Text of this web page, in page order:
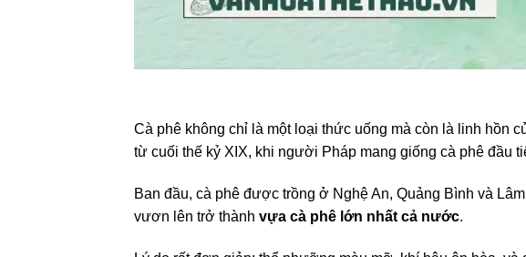
Cà phê không chỉ là một loại thức uống mà còn là linh hồn
từ cuối thế kỷ XIX, khi người Pháp mang giống cà phê đầu
Ban đầu, cà phê được trồng ở Nghệ An, Quảng Bình và
vươn lên trở thành vựa cà phê lớn nhất cả nước.